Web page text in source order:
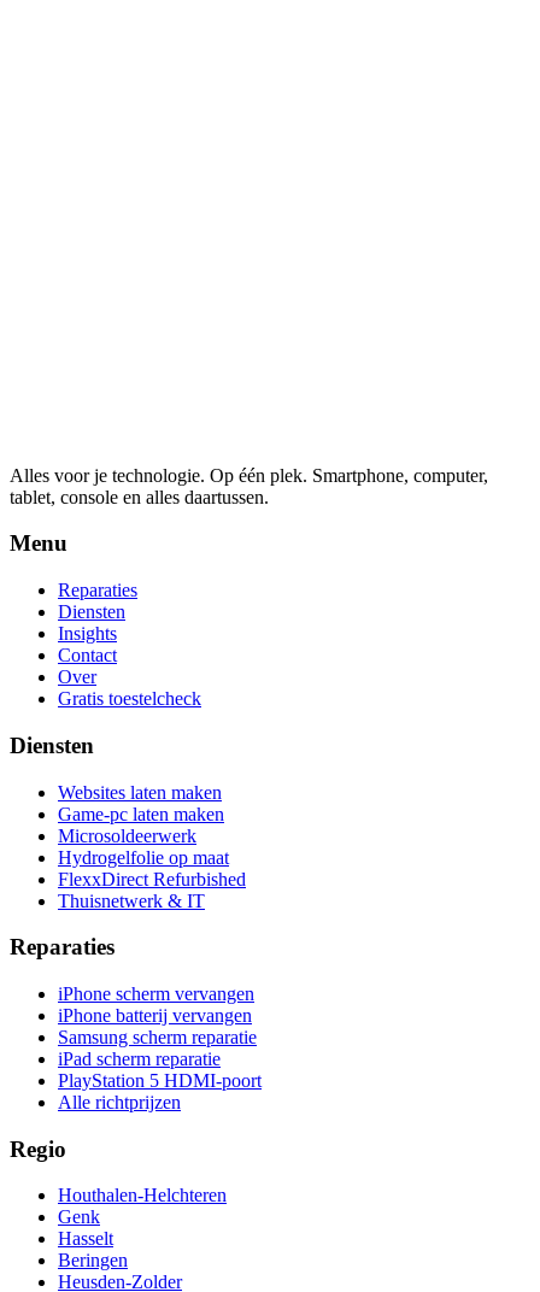
Alles voor je technologie. Op één plek. Smartphone, computer,
tablet, console en alles daartussen.
Menu
Reparaties
Diensten
Insights
Contact
Over
Gratis toestelcheck
Diensten
Websites laten maken
Game-pc laten maken
Microsoldeerwerk
Hydrogelfolie op maat
FlexxDirect Refurbished
Thuisnetwerk & IT
Reparaties
iPhone scherm vervangen
iPhone batterij vervangen
Samsung scherm reparatie
iPad scherm reparatie
PlayStation 5 HDMI-poort
Alle richtprijzen
Regio
Houthalen-Helchteren
Genk
Hasselt
Beringen
Heusden-Zolder